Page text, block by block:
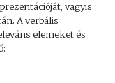
vagyis
A verbális
elemeket és